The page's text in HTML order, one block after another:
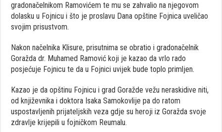
gradonačelnikom Ramovićem te mu se zahvalio na njegovom
dolasku u Fojnicu i što je proslavu Dana opštine Fojnica uveličao
svojim prisustvom.
Nakon načelnika Klisure, prisutnima se obratio i gradonačelnik
Goražda dr. Muhamed Ramović koji je kazao da vrlo rado
posjećuje Fojnicu te da u Fojnici uvijek bude toplo primljen.
Kazao je da opštinu Fojnicu i grad Goražde vežu neraskidive niti,
od književnika i doktora Isaka Samokovlije pa do ratom
uspostavljenih prijateljskih veza gdje su heroji iz Goražda svoje
zdravlje krijepili u fojničkom Reumalu.